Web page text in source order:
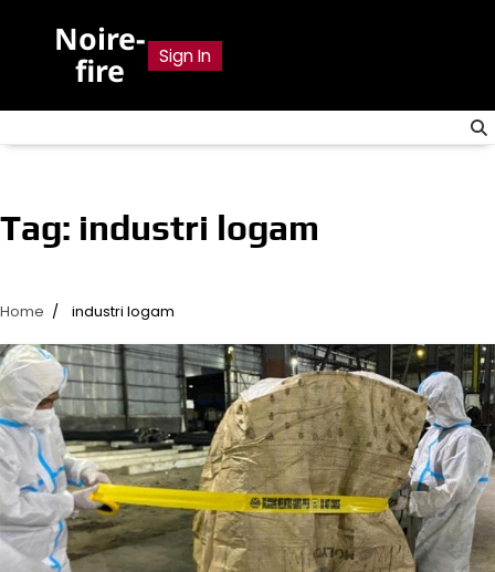
Noire-
fire
Sign In
Tag: industri logam
Home industri logam